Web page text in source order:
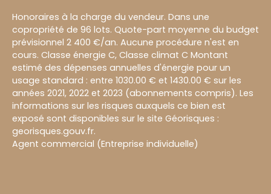
Honoraires à la charge du vendeur. Dans une
copropriété de 96 lots. Quote-part moyenne du budget
prévisionnel 2 400 €/an. Aucune procédure n'est en
cours. Classe énergie C, Classe climat C Montant
estimé des dépenses annuelles d'énergie pour un
usage standard : entre 1030.00 € et 1430.00 € sur les
années 2021, 2022 et 2023 (abonnements compris). Les
informations sur les risques auxquels ce bien est
exposé sont disponibles sur le site Géorisques :
georisques.gouv.fr.
Agent commercial (Entreprise individuelle)